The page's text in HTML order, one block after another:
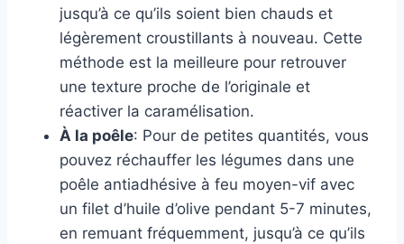
jusqu’à ce qu’ils soient bien chauds et
légèrement croustillants à nouveau. Cette
méthode est la meilleure pour retrouver
une texture proche de l’originale et
réactiver la caramélisation.
À la poêle: Pour de petites quantités, vous
pouvez réchauffer les légumes dans une
poêle antiadhésive à feu moyen-vif avec
un filet d’huile d’olive pendant 5-7 minutes,
en remuant fréquemment, jusqu’à ce qu’ils